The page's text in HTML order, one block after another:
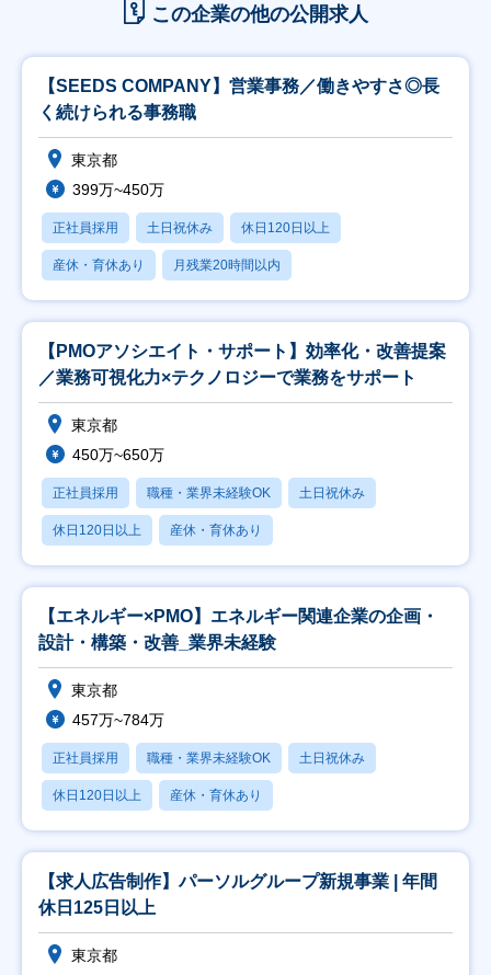
この企業の他の公開求人
【SEEDS COMPANY】営業事務／働きやすさ◎長
く続けられる事務職
東京都
399万~450万
正社員採用 土日祝休み 休日120日以上
産休・育休あり 月残業20時間以内
【PMOアソシエイト・サポート】効率化・改善提案
／業務可視化力×テクノロジーで業務をサポート
東京都
450万~650万
正社員採用 職種・業界未経験OK 土日祝休み
休日120日以上 産休・育休あり
【エネルギー×PMO】エネルギー関連企業の企画・
設計・構築・改善_業界未経験
東京都
457万~784万
正社員採用 職種・業界未経験OK 土日祝休み
休日120日以上 産休・育休あり
【求人広告制作】パーソルグループ新規事業 | 年間
休日125日以上
東京都